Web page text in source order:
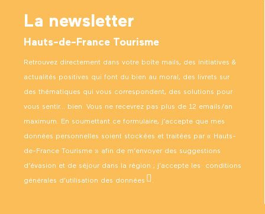
La newsletter
Hauts-de-France Tourisme
Retrouvez directement dans votre boîte mails, des initiatives &
actualités positives qui font du bien au moral, des livrets sur
des thématiques qui vous correspondent, des solutions pour
vous sentir… bien. Vous ne recevrez pas plus de 12 emails/an
maximum. En soumettant ce formulaire, j’accepte que mes
données personnelles soient stockées et traitées par « Hauts-
de-France Tourisme » afin de m’envoyer des suggestions
d’évasion et de séjour dans la région ; j’accepte les conditions
générales d’utilisation des données .